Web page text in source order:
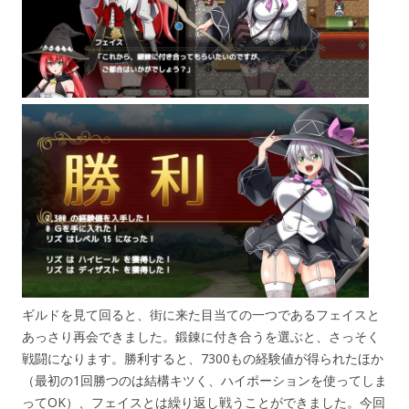
ギルドを見て回ると、街に来た目当ての一つであるフェイスと
あっさり再会できました。鍛錬に付き合うを選ぶと、さっそく
戦闘になります。勝利すると、7300もの経験値が得られたほか
（最初の1回勝つのは結構キツく、ハイポーションを使ってしま
ってOK）、フェイスとは繰り返し戦うことができました。今回